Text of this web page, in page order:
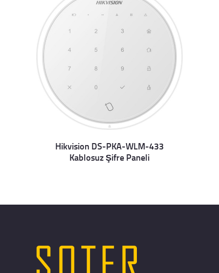
Details
Hikvision DS-PKA-WLM-433
Kablosuz Şifre Paneli